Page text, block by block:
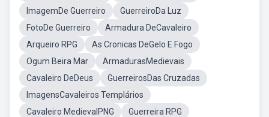
ImagemDe Guerreiro
GuerreiroDa Luz
FotoDe Guerreiro
Armadura DeCavaleiro
Arqueiro RPG
As Cronicas DeGelo E Fogo
Ogum Beira Mar
ArmadurasMedievais
Cavaleiro DeDeus
GuerreirosDas Cruzadas
ImagensCavaleiros Templários
Cavaleiro MedievalPNG
Guerreira RPG